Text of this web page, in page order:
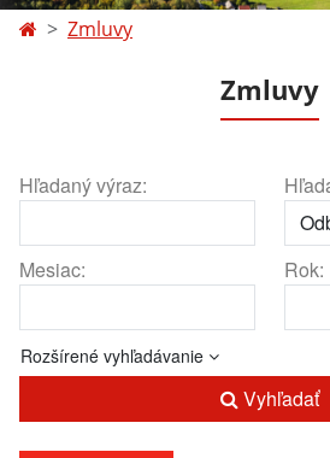
Zmluvy
Zmluvy
Hľadaný výraz:
Mesiac: Rok:
Rozšírené vyhľadávanie
Vyhľadať